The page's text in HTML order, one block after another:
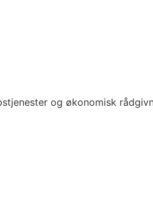
og økonomisk